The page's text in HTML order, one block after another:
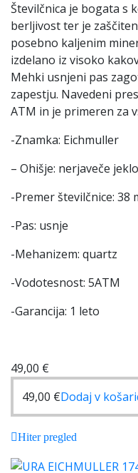
Številčnica je bogata s
berljivost ter je
posebno kaljenim
izdelano iz visoko
Mehki usnjeni pas
zapestju. Navedeni
ATM in je primeren za
-Znamka: Eichmuller
– Ohišje: nerjaveče jeklo
-Premer številčnice: 38
-Pas: usnje
-Mehanizem: quartz
-Vodotesnost: 5ATM
-Garancija: 1 leto
49,00 €
49,00 €Dodaj v
Hiter pregled